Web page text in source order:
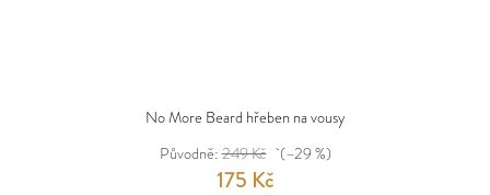
No More Beard hřeben na vousy
Původně:249 Kč (–29 %)
175 Kč